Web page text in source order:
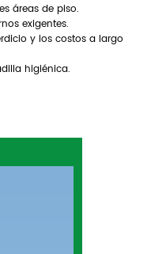
áreas de piso.
exigentes.
y los costos a largo
higiénica.